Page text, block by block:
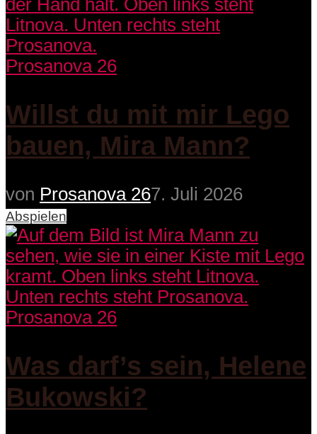
Prosanova 26
Willst du mit mir Lego
bauen, Mira Mann?
von Prosanova 267. Juli 2026
Abspielen
Prosanova 26
Was darf’s sein, Helene
Bukowski?